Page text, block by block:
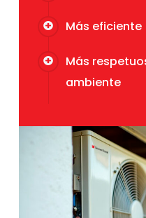
Más eficiente
Más
ambiente